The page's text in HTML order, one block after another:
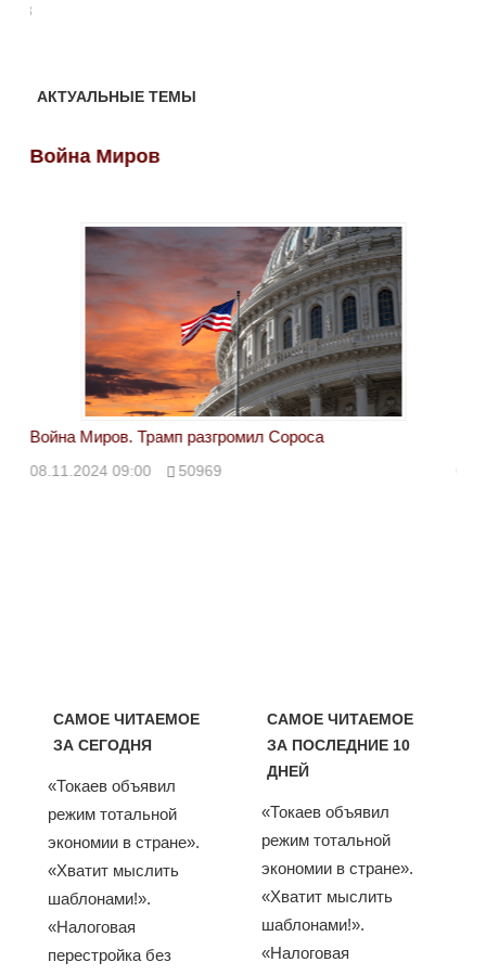
АКТУАЛЬНЫЕ ТЕМЫ
Война Миров
Война Миров. Трамп разгромил Сороса
08.11.2024 09:00 50969
САМОЕ ЧИТАЕМОЕ
ЗА СЕГОДНЯ
«Токаев объявил
режим тотальной
экономии в стране».
«Хватит мыслить
шаблонами!».
«Налоговая
перестройка без
САМОЕ ЧИТАЕМОЕ
ЗА ПОСЛЕДНИЕ 10
ДНЕЙ
«Токаев объявил
режим тотальной
экономии в стране».
«Хватит мыслить
шаблонами!».
«Налоговая